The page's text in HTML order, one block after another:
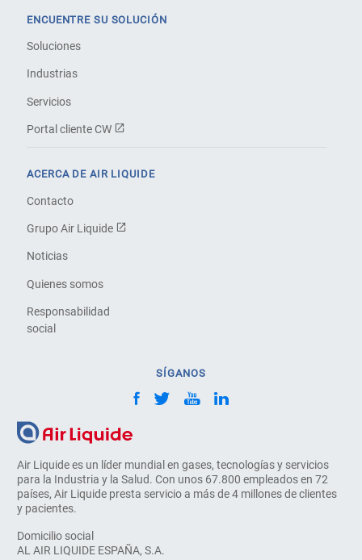
Air Liquide es un líder mundial en gases, tecnologías y servicios
para la Industria y la Salud. Con unos 67.800 empleados en 72
países, Air Liquide presta servicio a más de 4 millones de clientes
y pacientes.
Domicilio social
AL AIR LIQUIDE ESPAÑA, S.A.
ENCUENTRE SU SOLUCIÓN
Soluciones
Industrias
Servicios
Portal cliente CW
ACERCA DE AIR LIQUIDE
Contacto
Grupo Air Liquide
Noticias
Quienes somos
Responsabilidad
social
SÍGANOS